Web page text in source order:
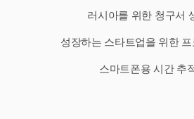
러시아를 위한 청구서
성장하는 스타트업을 위한
스마트폰용 시간 추